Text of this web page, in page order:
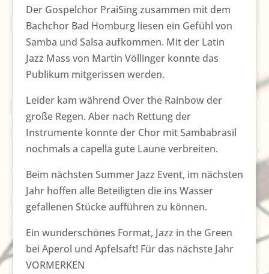
Der Gospelchor PraiSing zusammen mit dem
Bachchor Bad Homburg liesen ein Gefühl von
Samba und Salsa aufkommen. Mit der Latin
Jazz Mass von Martin Völlinger konnte das
Publikum mitgerissen werden.
Leider kam während Over the Rainbow der
große Regen. Aber nach Rettung der
Instrumente konnte der Chor mit Sambabrasil
nochmals a capella gute Laune verbreiten.
Beim nächsten Summer Jazz Event, im nächsten
Jahr hoffen alle Beteiligten die ins Wasser
gefallenen Stücke aufführen zu können.
Ein wunderschönes Format, Jazz in the Green
bei Aperol und Apfelsaft! Für das nächste Jahr
VORMERKEN